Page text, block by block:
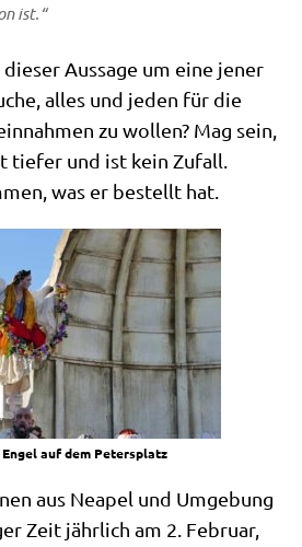
ist.“
Aus­sa­ge um eine jener
alles und jeden für die
zu wol­len? Mag sein,
tie­fer und ist kein Zufall.
was er bestellt hat.
auf dem Petersplatz
aus Nea­pel und Umge­bung
Zeit jähr­lich am 2. Febru­ar,